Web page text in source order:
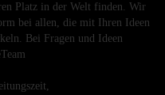
Platz in der Welt finden. Wir
bei allen, die mit Ihren Ideen
Bei Fragen und Ideen